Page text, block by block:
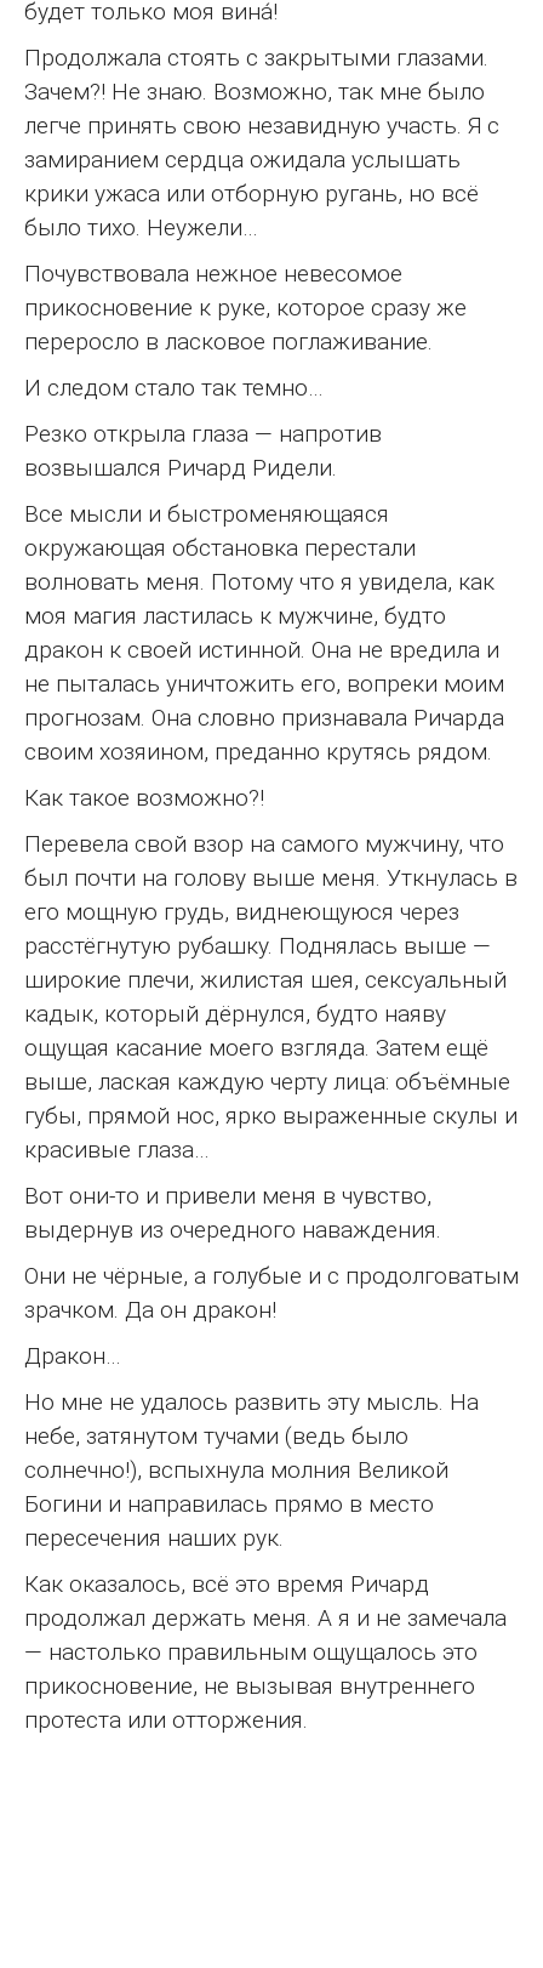
будет только моя вина́!
Продолжала стоять с закрытыми глазами.
Зачем?! Не знаю. Возможно, так мне было
легче принять свою незавидную участь. Я с
замиранием сердца ожидала услышать
крики ужаса или отборную ругань, но всё
было тихо. Неужели…
Почувствовала нежное невесомое
прикосновение к руке, которое сразу же
переросло в ласковое поглаживание.
И следом стало так темно…
Резко открыла глаза — напротив
возвышался Ричард Ридели.
Все мысли и быстроменяющаяся
окружающая обстановка перестали
волновать меня. Потому что я увидела, как
моя магия ластилась к мужчине, будто
дракон к своей истинной. Она не вредила и
не пыталась уничтожить его, вопреки моим
прогнозам. Она словно признавала Ричарда
своим хозяином, преданно крутясь рядом.
Как такое возможно?!
Перевела свой взор на самого мужчину, что
был почти на голову выше меня. Уткнулась в
его мощную грудь, виднеющуюся через
расстёгнутую рубашку. Поднялась выше —
широкие плечи, жилистая шея, сексуальный
кадык, который дёрнулся, будто наяву
ощущая касание моего взгляда. Затем ещё
выше, лаская каждую черту лица: объёмные
губы, прямой нос, ярко выраженные скулы и
красивые глаза…
Вот они-то и привели меня в чувство,
выдернув из очередного наваждения.
Они не чёрные, а голубые и с продолговатым
зрачком. Да он дракон!
Дракон…
Но мне не удалось развить эту мысль. На
небе, затянутом тучами (ведь было
солнечно!), вспыхнула молния Великой
Богини и направилась прямо в место
пересечения наших рук.
Как оказалось, всё это время Ричард
продолжал держать меня. А я и не замечала
— настолько правильным ощущалось это
прикосновение, не вызывая внутреннего
протеста или отторжения.